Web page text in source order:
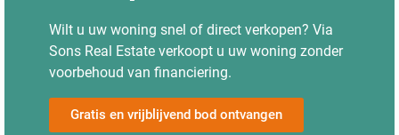
Wilt u uw woning snel of direct verkopen? Via
Sons Real Estate verkoopt u uw woning zonder
voorbehoud van financiering.
Gratis en vrijblijvend bod ontvangen